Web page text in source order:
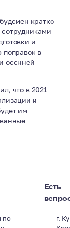
кратко
сотрудниками
и
поправок в
осенней
что в 2021
и
им
по
Есть
г.